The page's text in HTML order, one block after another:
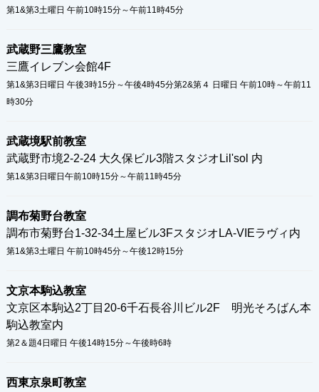
第1&第3土曜日 午前10時15分～午前11時45分
武蔵野三鷹教室
三鷹イレブン会館4F
第1&第3日曜日 午後3時15分～午後4時45分第2&第４ 日曜日 午前10時～午前11
時30分
武蔵境駅前教室
武蔵野市境2-2-24 大久保ビル3階スタジオLil'sol 内
第1&第3日曜日午前10時15分～午前11時45分
調布菊野台教室
調布市菊野台1-32-34土屋ビル3FスタジオLA-VIEラヴィ内
第1&第3土曜日 午前10時45分～午後12時15分
文京本駒込教室
文京区本駒込2丁目20-6千石長谷川ビル2F 明光そろばん本
駒込教室内
第2＆題4日曜日 午後14時15分～午後時6時
西東京泉町教室